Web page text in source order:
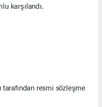
karşılandı.
resmi sözleşme